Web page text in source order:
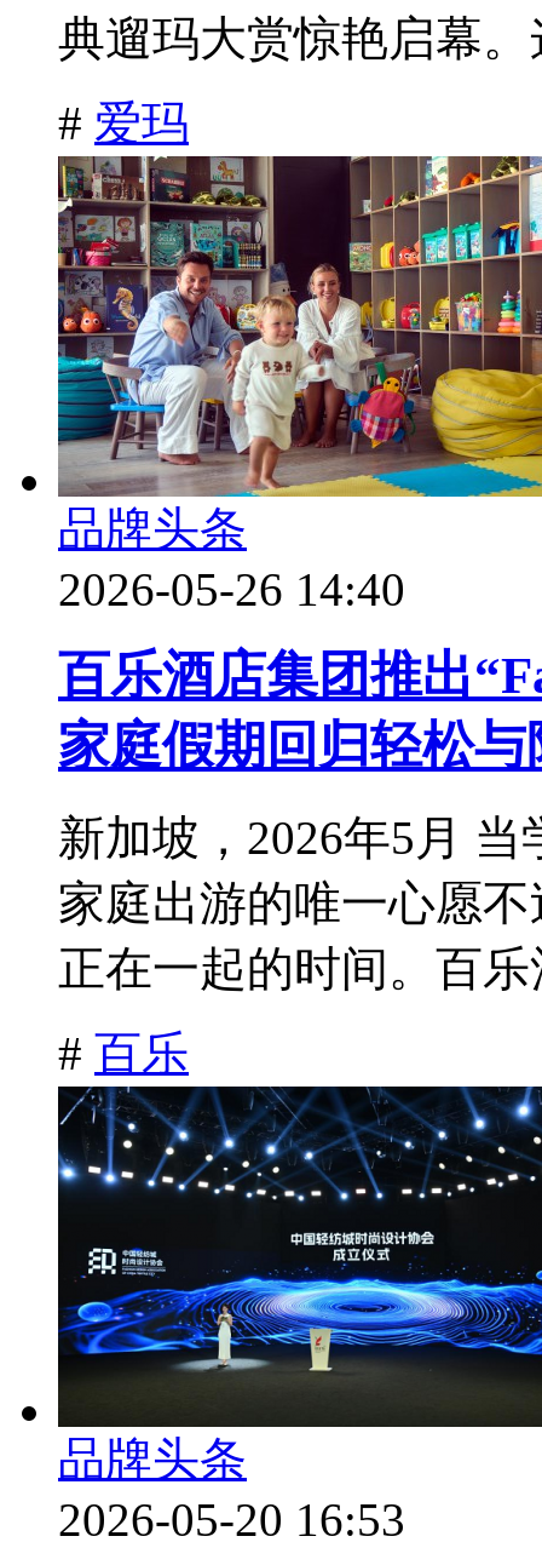
典遛玛大赏惊艳启幕。
# 爱玛
品牌头条
2026-05-26 14:40
百乐酒店集团推出
家庭假期回归轻松与
新加坡，2026年5月
家庭出游的唯一心愿
正在一起的时间。百
# 百乐
品牌头条
2026-05-20 16:53